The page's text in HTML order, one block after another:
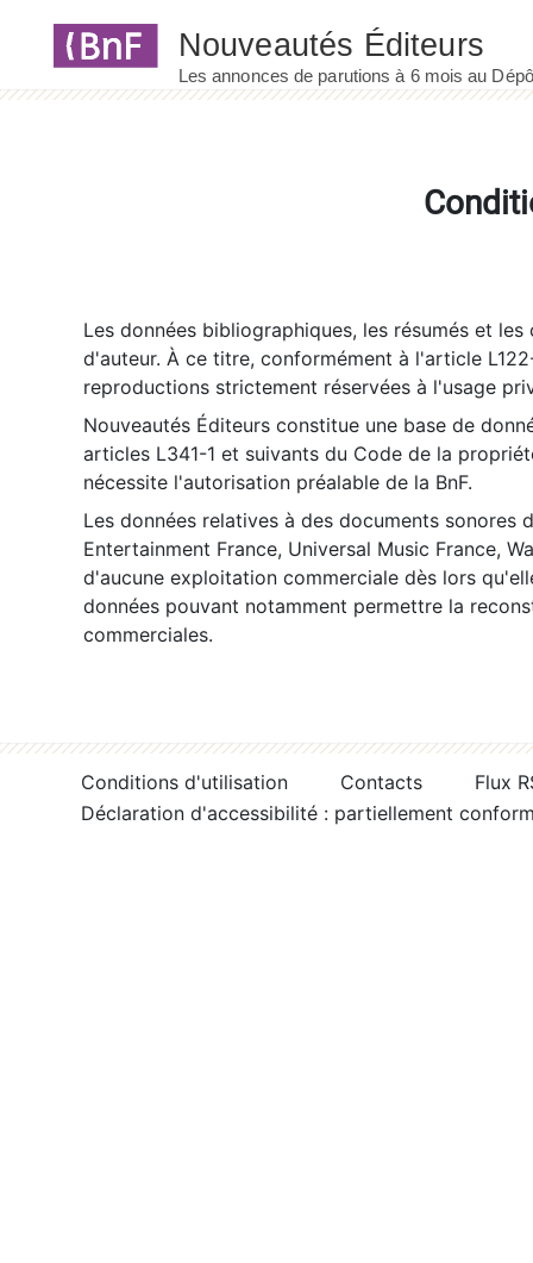
Les données bibliographiques, les résumés et
d'auteur. À ce titre, conformément à l'article
reproductions strictement réservées à l'usage
Nouveautés Éditeurs constitue une base de
articles L341-1 et suivants du Code de la
nécessite l'autorisation préalable de la BnF.
Les données relatives à des documents sonores
Entertainment France, Universal Music France,
d'aucune exploitation commerciale dès lors
données pouvant notamment permettre la
commerciales.
Conditions d'utilisation Contacts
Flux
Déclaration d'accessibilité : partiellement